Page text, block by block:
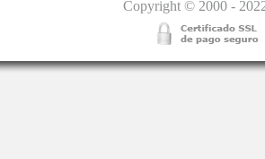
Copyright © 2000 -